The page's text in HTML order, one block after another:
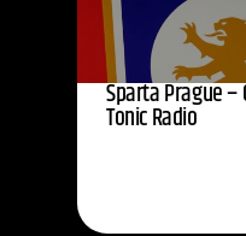
Sparta Prague –
Tonic Radio